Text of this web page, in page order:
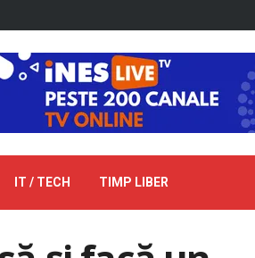
IT / TECH TIMP LIBER